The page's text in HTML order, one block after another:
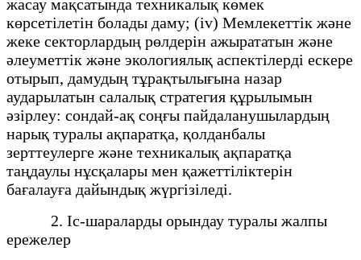
жасау мақсатында техникалық көмек
көрсетілетін болады даму; (iv) Мемлекеттік және
жеке секторлардың рөлдерін ажырататын және
әлеуметтік және экологиялық аспектілерді ескере
отырып, дамудың тұрақтылығына назар
аударылатын салалық стратегия құрылымын
әзірлеу: сондай-ақ соңғы пайдаланушылардың
нарық туралы ақпаратқа, қолданбалы
зерттеулерге және техникалық ақпаратқа
таңдаулы нұсқалары мен қажеттіліктерін
бағалауға дайындық жүргізіледі.
2. Іс-шараларды орындау туралы жалпы
ережелер